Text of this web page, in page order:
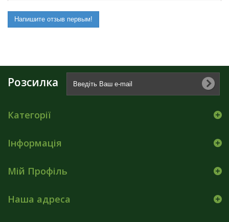
Напишите отзыв первым!
Розсилка
Категорії
Інформація
Мій Профіль
Наша адреса